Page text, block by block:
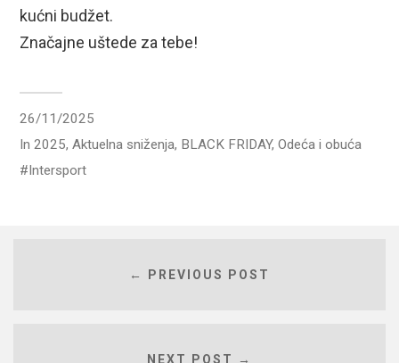
kućni budžet.
Značajne uštede za tebe!
26/11/2025
In2025,Aktuelna sniženja, BLACK FRIDAY,Odeća i obuća
Intersport
← PREVIOUS POST
NEXT POST →